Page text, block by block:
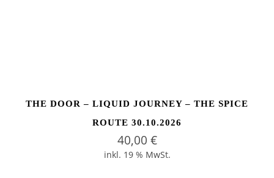
THE DOOR – LIQUID JOURNEY – THE SPICE
ROUTE 30.10.2026
40,00 €
inkl. 19 % MwSt.